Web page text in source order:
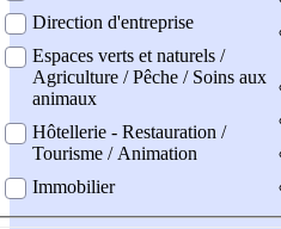
Direction d'entreprise
Espaces verts et naturels /
Agriculture / Pêche / Soins aux
animaux
Hôtellerie - Restauration /
Tourisme / Animation
Immobilier